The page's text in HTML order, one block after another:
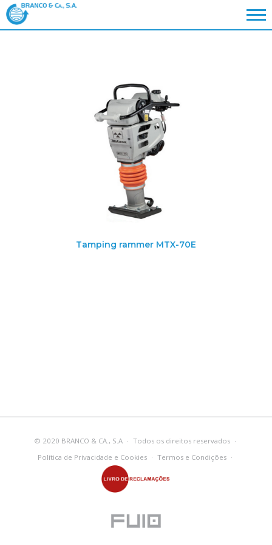
Tamping rammer MTX-70E
© 2020 BRANCO & CA., S.A · Todos os direitos reservados ·
Política de Privacidade e Cookies · Termos e Condições ·